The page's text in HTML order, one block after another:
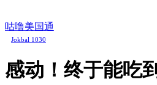
咕噜美国通
Jokbal 1030
感动！终于能吃